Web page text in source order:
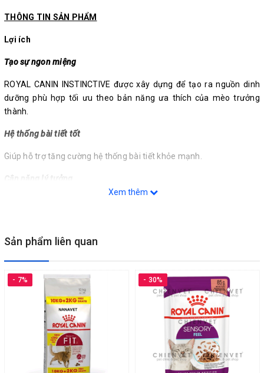
THÔNG TIN SẢN PHẨM
Lợi ích
Tạo sự ngon miệng
ROYAL CANIN INSTINCTIVE được xây dựng để tạo ra nguồn dinh
dưỡng phù hợp tối ưu theo bản năng ưa thích của mèo trưởng
thành.
Hệ thống bài tiết tốt
Giúp hỗ trợ tăng cường hệ thống bài tiết khỏe mạnh.
Cân nặng lý tưởng
Nguyên liệu
Thịt và các chất dẫn xuất động vật, chất chiết xuất từ thực vật, các
chất dẫn xuất có nguồn gốc thực vật, dầu và chất béo, khoáng
chất, các loại đường khác nhau.
Thành phần dinh dưỡng
KHẨU PHẦN ĂN
Xem thêm
Sản phẩm liên quan
- 7% - 30%